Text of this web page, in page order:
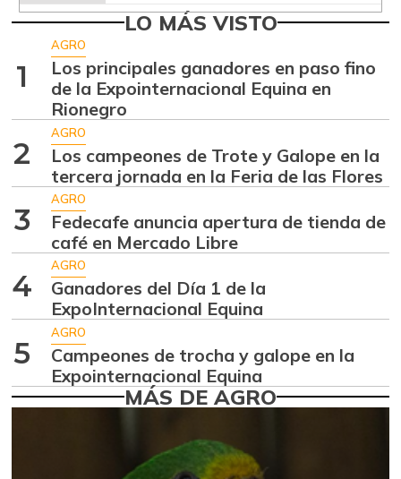
Aguacate común
07/25/2026
$ 6.263,50
Aguacate hass
07/25/2026
$ 7.289,10
papelillo
07/25/2026
$ 7.925,44
-2,22%
Ahuyama
07/25/2026
$ 1.471,33
Ahuyamín
07/25/2026
$ 1.676,25
07/25/2026 -3,45%
Ají dulce $ 3.000,00
Ají topito dulce
LO MÁS VISTO
1
AGRO
Los principales ganadores en paso fino
de la Expointernacional Equina en
Rionegro
2
AGRO
Los campeones de Trote y Galope en la
tercera jornada en la Feria de las Flores
3
AGRO
Fedecafe anuncia apertura de tienda de
café en Mercado Libre
4
AGRO
Ganadores del Día 1 de la
ExpoInternacional Equina
5
AGRO
Campeones de trocha y galope en la
Expointernacional Equina
MÁS DE AGRO